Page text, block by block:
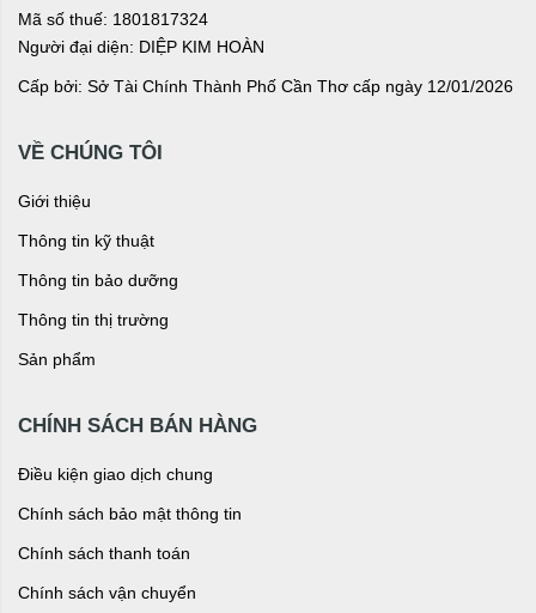
Mã số thuế: 1801817324
Người đại diện: DIỆP KIM HOÀN
Cấp bởi: Sở Tài Chính Thành Phố Cần Thơ cấp ngày 12/01/2026
VỀ CHÚNG TÔI
Giới thiệu
Thông tin kỹ thuật
Thông tin bảo dưỡng
Thông tin thị trường
Sản phẩm
CHÍNH SÁCH BÁN HÀNG
Điều kiện giao dịch chung
Chính sách bảo mật thông tin
Chính sách thanh toán
Chính sách vận chuyển